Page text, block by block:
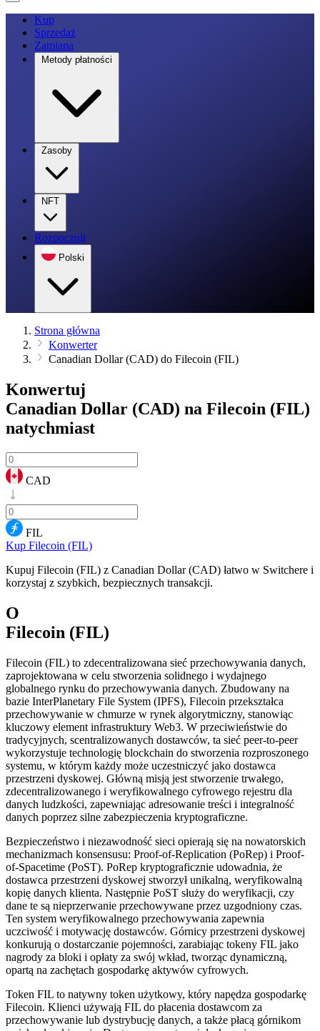
Kup
Sprzedaż
Zamiana
Metody płatności
Zasoby
NFT
Rozpocznij
Polski
Strona główna
Konwerter
Canadian Dollar (CAD) do Filecoin (FIL)
Konwertuj
Canadian Dollar (CAD) na Filecoin (FIL)
natychmiast
CAD
FIL
Kup Filecoin (FIL)
Kupuj Filecoin (FIL) z Canadian Dollar (CAD) łatwo w Switchere i
korzystaj z szybkich, bezpiecznych transakcji.
O
Filecoin (FIL)
Filecoin (FIL) to zdecentralizowana sieć przechowywania danych,
zaprojektowana w celu stworzenia solidnego i wydajnego
globalnego rynku do przechowywania danych. Zbudowany na
bazie InterPlanetary File System (IPFS), Filecoin przekształca
przechowywanie w chmurze w rynek algorytmiczny, stanowiąc
kluczowy element infrastruktury Web3. W przeciwieństwie do
tradycyjnych, scentralizowanych dostawców, ta sieć peer-to-peer
wykorzystuje technologię blockchain do stworzenia rozproszonego
systemu, w którym każdy może uczestniczyć jako dostawca
przestrzeni dyskowej. Główną misją jest stworzenie trwałego,
zdecentralizowanego i weryfikowalnego cyfrowego rejestru dla
danych ludzkości, zapewniając adresowanie treści i integralność
danych poprzez silne zabezpieczenia kryptograficzne.
Bezpieczeństwo i niezawodność sieci opierają się na nowatorskich
mechanizmach konsensusu: Proof-of-Replication (PoRep) i Proof-
of-Spacetime (PoST). PoRep kryptograficznie udowadnia, że
dostawca przestrzeni dyskowej stworzył unikalną, weryfikowalną
kopię danych klienta. Następnie PoST służy do weryfikacji, czy
dane te są nieprzerwanie przechowywane przez uzgodniony czas.
Ten system weryfikowalnego przechowywania zapewnia
uczciwość i motywację dostawców. Górnicy przestrzeni dyskowej
konkurują o dostarczanie pojemności, zarabiając tokeny FIL jako
nagrody za bloki i opłaty za swój wkład, tworząc dynamiczną,
opartą na zachętach gospodarkę aktywów cyfrowych.
Token FIL to natywny token użytkowy, który napędza gospodarkę
Filecoin. Klienci używają FIL do płacenia dostawcom za
przechowywanie lub dystrybucję danych, a także płacą górnikom